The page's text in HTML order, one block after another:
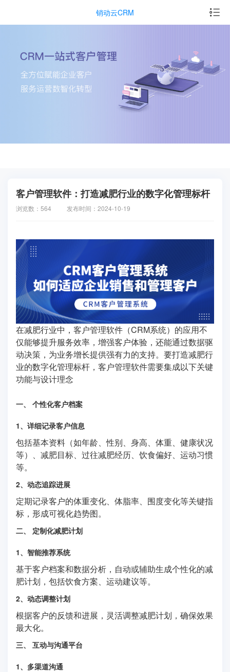
销动云CRM
客户管理软件：打造减肥行业的数字化管理标杆
浏览数：564 发布时间：2024-10-19
在减肥行业中，客户管理软件（CRM系统）的应用不
仅能够提升服务效率，增强客户体验，还能通过数据驱
动决策，为业务增长提供强有力的支持。要打造减肥行
业的数字化管理标杆，客户管理软件需要集成以下关键
功能与设计理念
一、 个性化客户档案
1、详细记录客户信息
包括基本资料（如年龄、性别、身高、体重、健康状况
等）、减肥目标、过往减肥经历、饮食偏好、运动习惯
等。
2、动态追踪进展
定期记录客户的体重变化、体脂率、围度变化等关键指
标，形成可视化趋势图。
二、 定制化减肥计划
1、智能推荐系统
基于客户档案和数据分析，自动或辅助生成个性化的减
肥计划，包括饮食方案、运动建议等。
2、动态调整计划
根据客户的反馈和进展，灵活调整减肥计划，确保效果
最大化。
三、 互动与沟通平台
1、多渠道沟通